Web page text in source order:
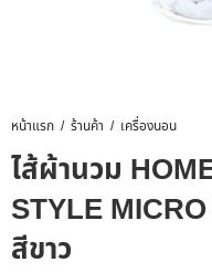
หน้าแรก ร้านค้า เครื่องนอน
ไส้ผ้านวม
STYLE
สีขาว